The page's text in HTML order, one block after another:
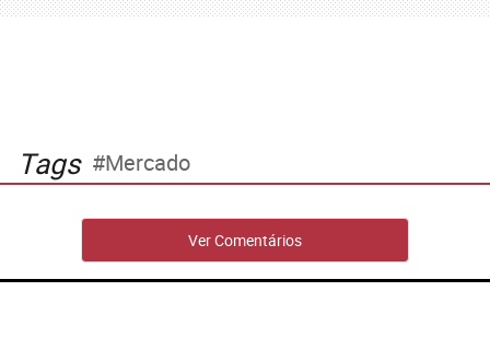
Tags Mercado
Ver Comentários